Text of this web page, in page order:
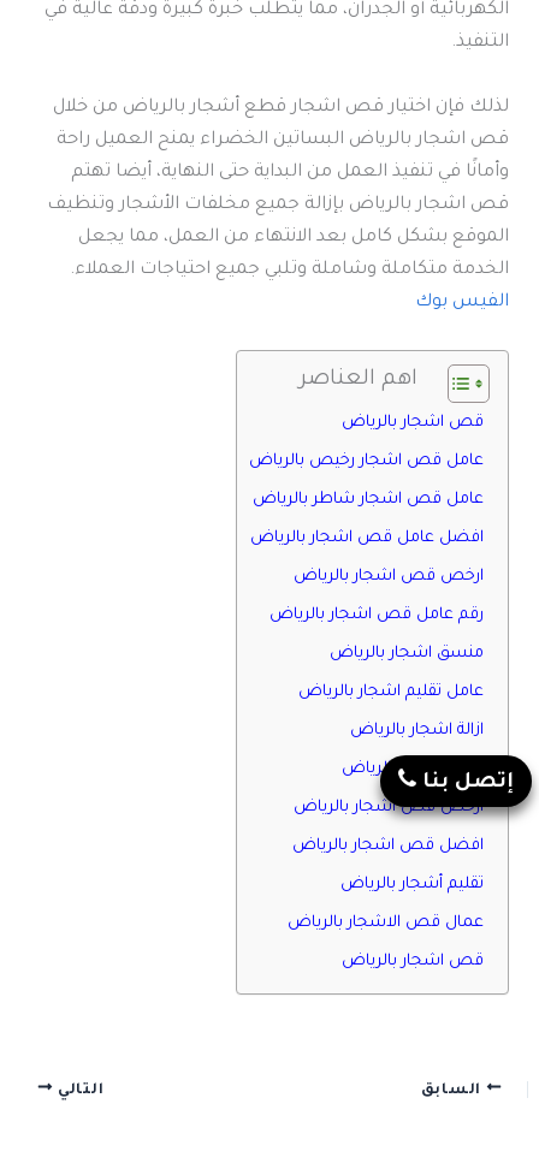
الكهربائية أو الجدران، مما يتطلب خبرة كبيرة ودقة عالية في
التنفيذ.
لذلك فإن اختيار قص اشجار قطع أشجار بالرياض من خلال
قص اشجار بالرياض البساتين الخضراء يمنح العميل راحة
وأمانًا في تنفيذ العمل من البداية حتى النهاية، أيضا تهتم
قص اشجار بالرياض بإزالة جميع مخلفات الأشجار وتنظيف
الموقع بشكل كامل بعد الانتهاء من العمل، مما يجعل
الخدمة متكاملة وشاملة وتلبي جميع احتياجات العملاء.
الفيس بوك
اهم العناصر
قص اشجار بالرياض
عامل قص اشجار رخيص بالرياض
عامل قص اشجار شاطر بالرياض
افضل عامل قص اشجار بالرياض
ارخص قص اشجار بالرياض
رقم عامل قص اشجار بالرياض
منسق اشجار بالرياض
عامل تقليم اشجار بالرياض
ازالة اشجار بالرياض
قص اشجار بالرياض
ارخص قص اشجار بالرياض
افضل قص اشجار بالرياض
تقليم أشجار بالرياض
عمال قص الاشجار بالرياض
قص اشجار بالرياض
السابق التالي
إتصل بنا